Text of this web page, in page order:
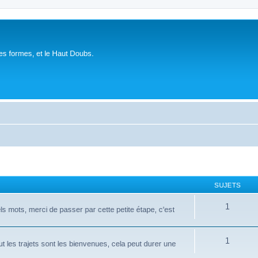
formes, et le Haut Doubs.
SUJETS
mots, merci de passer par cette petite étape, c'est
1
les trajets sont les bienvenues, cela peut durer une
1